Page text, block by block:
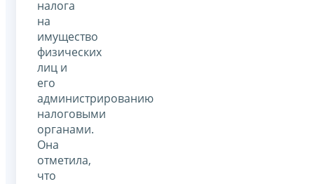
налога
на
имущество
физических
лиц и
его
администрированию
налоговыми
органами.
Она
отметила,
что